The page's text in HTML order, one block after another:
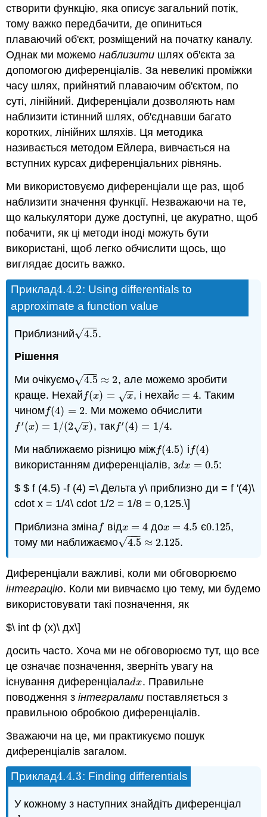
створити функцію, яка описує загальний потік,
тому важко передбачити, де опиниться
плаваючий об'єкт, розміщений на початку каналу.
Однак ми можемонаблизити шлях об'єкта за
допомогою диференціалів. За невеликі проміжки
часу шлях, прийнятий плаваючим об'єктом, по
суті, лінійний. Диференціали дозволяють нам
наблизити істинний шлях, об'єднавши багато
коротких, лінійних шляхів. Ця методика
називається методом Ейлера, вивчається на
вступних курсах диференціальних рівнянь.
Ми використовуємо диференціали ще раз, щоб
наблизити значення функції. Незважаючи на те,
що калькулятори дуже доступні, це акуратно, щоб
побачити, як ці методи іноді можуть бути
використані, щоб легко обчислити щось, що
виглядає досить важко.
Приклад4.4.2
4.4.2: Using differentials to
approximate a function value
Приблизний 4.5
−−
−
√
4.5
.
Рішення
Ми очікуємо
4.5
−−
−
√ ≈ 2
4.5≈2
, але можемо зробити
краще. Нехай f(x) = x
−
−
√
f(x)= x , і нехайc = 4
c =4
. Таким
чиномf(4) = 2
f(4)= 2 . Ми можемо обчислити
f′(x) = 1/(2 x
−
−
√ )
f′(x)= 1/( 2x) , такf′(4) = 1/4
f′(4)= 1/4
.
Ми наближаємо різницю міжf(4.5)
f(4.5) і f(4)
f(4)
використанням диференціалів, зdx = 0.5
dx=0.5
:
$ $ f (4.5) -f (4) =\ Дельта у\ приблизно ди = f '(4)\
cdot x = 1/4\ cdot 1/2 = 1/8 = 0,125.\]
Приблизна змінаf
f відx = 4
x=4 доx = 4.5
x=4.5 є0.125
0.125,
тому ми наближаємо
4.5
−−
−
√ ≈ 2.125.
4.5≈2.125.
Диференціали важливі, коли ми обговорюємо
інтеграцію. Коли ми вивчаємо цю тему, ми будемо
використовувати такі позначення, як
$\ int ф (х)\ дх\]
досить часто. Хоча ми не обговорюємо тут, що все
це означає позначення, зверніть увагу на
існування диференціалаdx
dx. Правильне
поводження зінтегралами поставляється з
правильною обробкою диференціалів.
Зважаючи на це, ми практикуємо пошук
диференціалів загалом.
Приклад4.4.3
4.4.3: Finding differentials
У кожному з наступних знайдіть диференціал